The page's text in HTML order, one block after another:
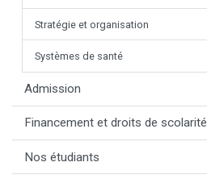
Stratégie et organisation
Systèmes de santé
Admission
Financement et droits de scolarité
Nos étudiants